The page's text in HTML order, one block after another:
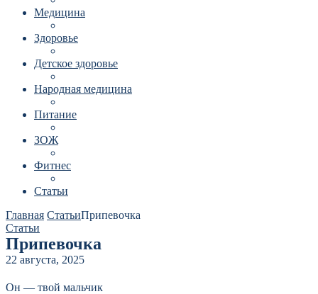
Медицина
Здоровье
Детское здоровье
Народная медицина
Питание
ЗОЖ
Фитнес
Статьи
Главная СтатьиПрипевочка
Статьи
Припевочка
22 августа, 2025
Он — твой мальчик